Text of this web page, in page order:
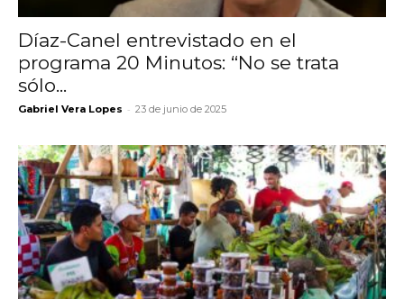
Díaz-Canel entrevistado en el
programa 20 Minutos: “No se trata
sólo...
Gabriel Vera Lopes - 23 de junio de 2025